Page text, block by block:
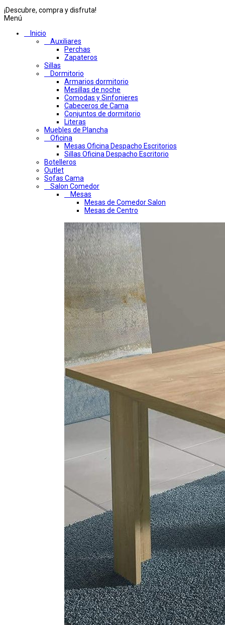
¡Descubre, compra y disfruta!
Menú
Inicio
Auxiliares
Perchas
Zapateros
Sillas
Dormitorio
Armarios dormitorio
Mesillas de noche
Comodas y Sinfonieres
Cabeceros de Cama
Conjuntos de dormitorio
Literas
Muebles de Plancha
Oficina
Mesas Oficina Despacho Escritorios
Sillas Oficina Despacho Escritorio
Botelleros
Outlet
Sofas Cama
Salon Comedor
Mesas
Mesas de Comedor Salon
Mesas de Centro